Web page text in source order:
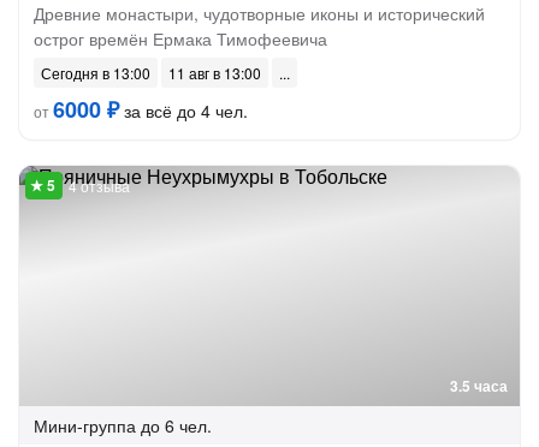
Древние монастыри, чудотворные иконы и исторический
острог времён Ермака Тимофеевича
Сегодня в 13:00
11 авг в 13:00
от6000 ₽за всё до 4 чел.
3.5 часа
4 отзыва
Мини-группа до 6 чел.